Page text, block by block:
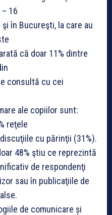
16
în Bucureşti, la care au
că doar 11% dintre
consultă cu cei
ale copiilor sunt:
reţele
cu părinţii (31%).
48% ştiu ce reprezintă
de respondenţi
sau în publicaţiile de
de comunicare și